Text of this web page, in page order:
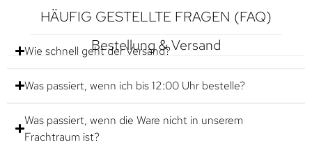
HÄUFIG GESTELLTE FRAGEN (FAQ)
Bestellung & Versand
Wie schnell geht der Versand?
Was passiert, wenn ich bis 12:00 Uhr bestelle?
Was passiert, wenn die Ware nicht in unserem
Frachtraum ist?